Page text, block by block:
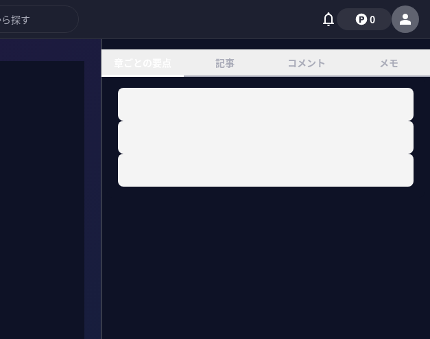
0
記事 コメント メモ